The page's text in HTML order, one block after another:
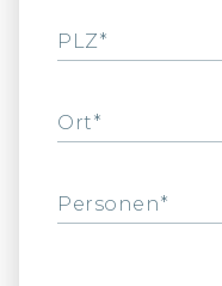
PLZ*
Ort*
Personen*